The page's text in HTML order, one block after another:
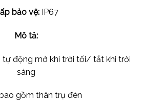
bảo vệ:IP67
Mô tả:
tự động mở khi trời tối/ tắt khi trời
sáng
gồm thân trụ đèn